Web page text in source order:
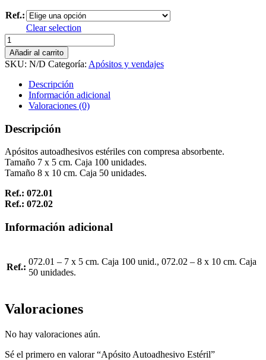
Ref.:
Clear selection
Apósito
Autoadhesivo
Estéril
cantidad
Añadir al carrito
SKU: N/D Categoría: Apósitos y vendajes
Descripción
Información adicional
Valoraciones (0)
Descripción
Apósitos autoadhesivos estériles con compresa absorbente.
Tamaño 7 x 5 cm. Caja 100 unidades.
Tamaño 8 x 10 cm. Caja 50 unidades.
Ref.: 072.01
Ref.: 072.02
Información adicional
Ref.:
072.01 – 7 x 5 cm. Caja 100 unid., 072.02 – 8 x 10 cm. Caja
50 unidades.
Valoraciones
No hay valoraciones aún.
Sé el primero en valorar “Apósito Autoadhesivo Estéril”